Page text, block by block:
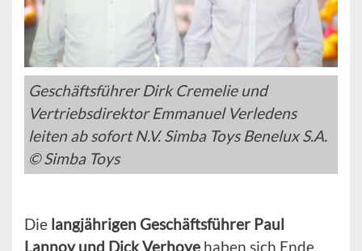
Geschäftsführer Dirk Cremelie und
Vertriebsdirektor Emmanuel Verledens
leiten ab sofort N.V. Simba Toys Benelux S.A.
© Simba Toys
Die langjährigen Geschäftsführer Paul
Lannoy und Dick Verhoye haben sich Ende